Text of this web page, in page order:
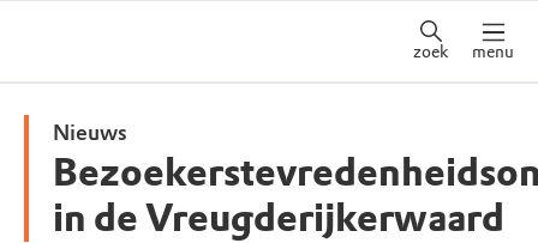
zoek menu
Nieuws
in de Vreugderijkerwaard